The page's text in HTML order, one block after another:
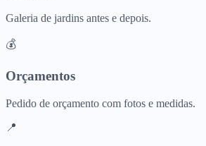
Galeria de jardins antes e depois.
💰
Orçamentos
Pedido de orçamento com fotos e medidas.
📍